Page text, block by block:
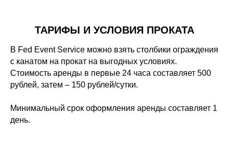
ТАРИФЫ И УСЛОВИЯ ПРОКАТА
В Fed Event Service можно взять столбики ограждения
с канатом на прокат на выгодных условиях.
Стоимость аренды в первые 24 часа составляет 500
рублей, затем – 150 рублей/сутки.
Минимальный срок оформления аренды составляет 1
день.